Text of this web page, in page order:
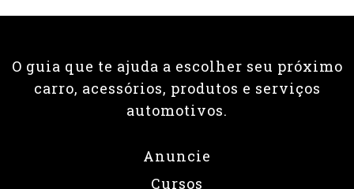
O guia que te ajuda a escolher seu próximo
carro, acessórios, produtos e serviços
automotivos.
Anuncie
Cursos